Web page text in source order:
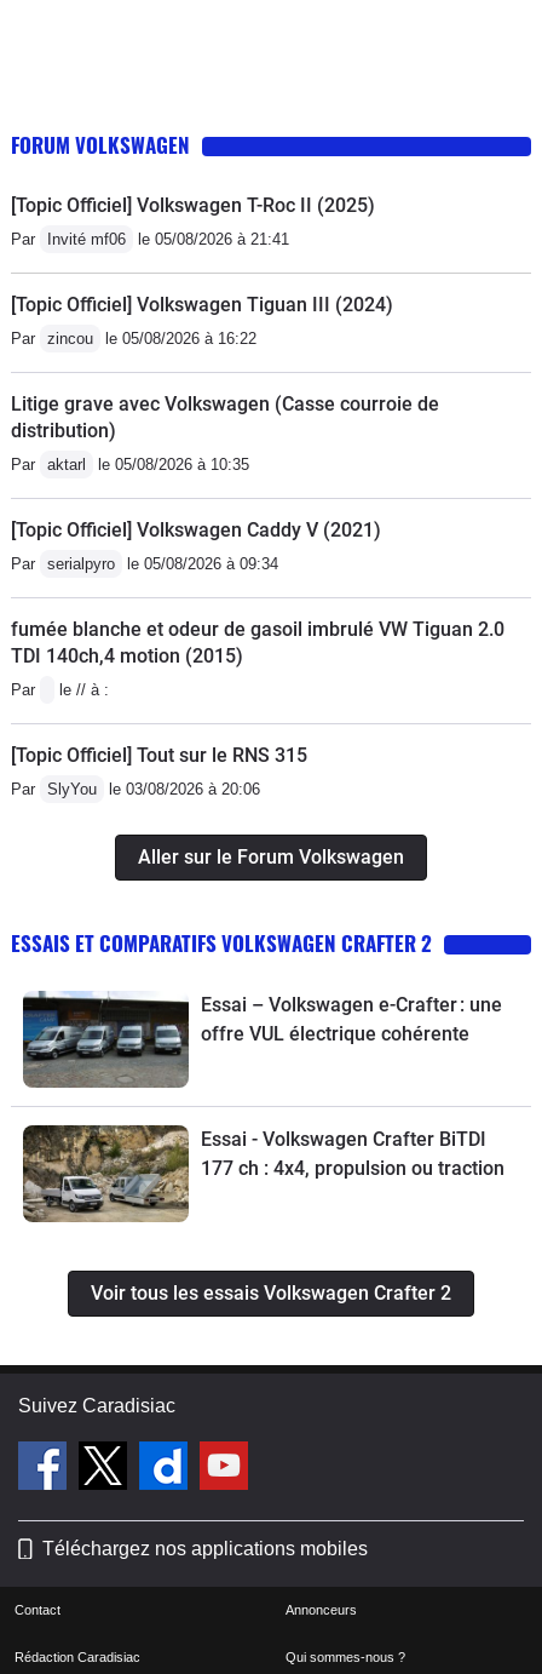
FORUM VOLKSWAGEN
[Topic Officiel] Volkswagen T-Roc II (2025)
Par Invité mf06 le 05/08/2026 à 21:41
[Topic Officiel] Volkswagen Tiguan III (2024)
Par zincou le 05/08/2026 à 16:22
Litige grave avec Volkswagen (Casse courroie de
distribution)
Par aktarl le 05/08/2026 à 10:35
[Topic Officiel] Volkswagen Caddy V (2021)
Par serialpyro le 05/08/2026 à 09:34
fumée blanche et odeur de gasoil imbrulé VW Tiguan 2.0
TDI 140ch,4 motion (2015)
Par le // à :
[Topic Officiel] Tout sur le RNS 315
Par SlyYou le 03/08/2026 à 20:06
Aller sur le Forum Volkswagen
ESSAIS ET COMPARATIFS VOLKSWAGEN CRAFTER 2
Essai – Volkswagen e-Crafter : une
offre VUL électrique cohérente
Essai - Volkswagen Crafter BiTDI
177 ch : 4x4, propulsion ou traction
Voir tous les essais Volkswagen Crafter 2
Suivez Caradisiac
Téléchargez nos applications mobiles
Contact Annonceurs
Rédaction Caradisiac Qui sommes-nous ?